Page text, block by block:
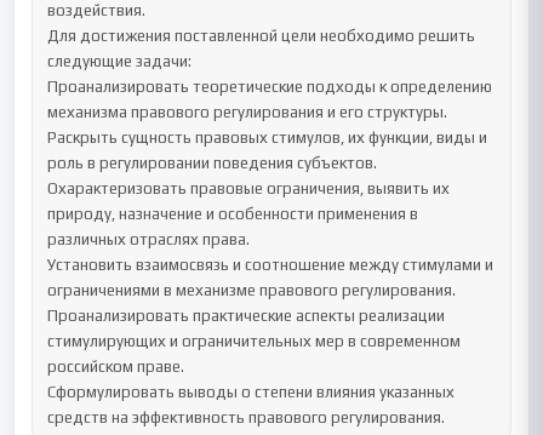
воздействия.
Для достижения поставленной цели необходимо решить
следующие задачи:
Проанализировать теоретические подходы к определению
механизма правового регулирования и его структуры.
Раскрыть сущность правовых стимулов, их функции, виды и
роль в регулировании поведения субъектов.
Охарактеризовать правовые ограничения, выявить их
природу, назначение и особенности применения в
различных отраслях права.
Установить взаимосвязь и соотношение между стимулами и
ограничениями в механизме правового регулирования.
Проанализировать практические аспекты реализации
стимулирующих и ограничительных мер в современном
российском праве.
Сформулировать выводы о степени влияния указанных
средств на эффективность правового регулирования.